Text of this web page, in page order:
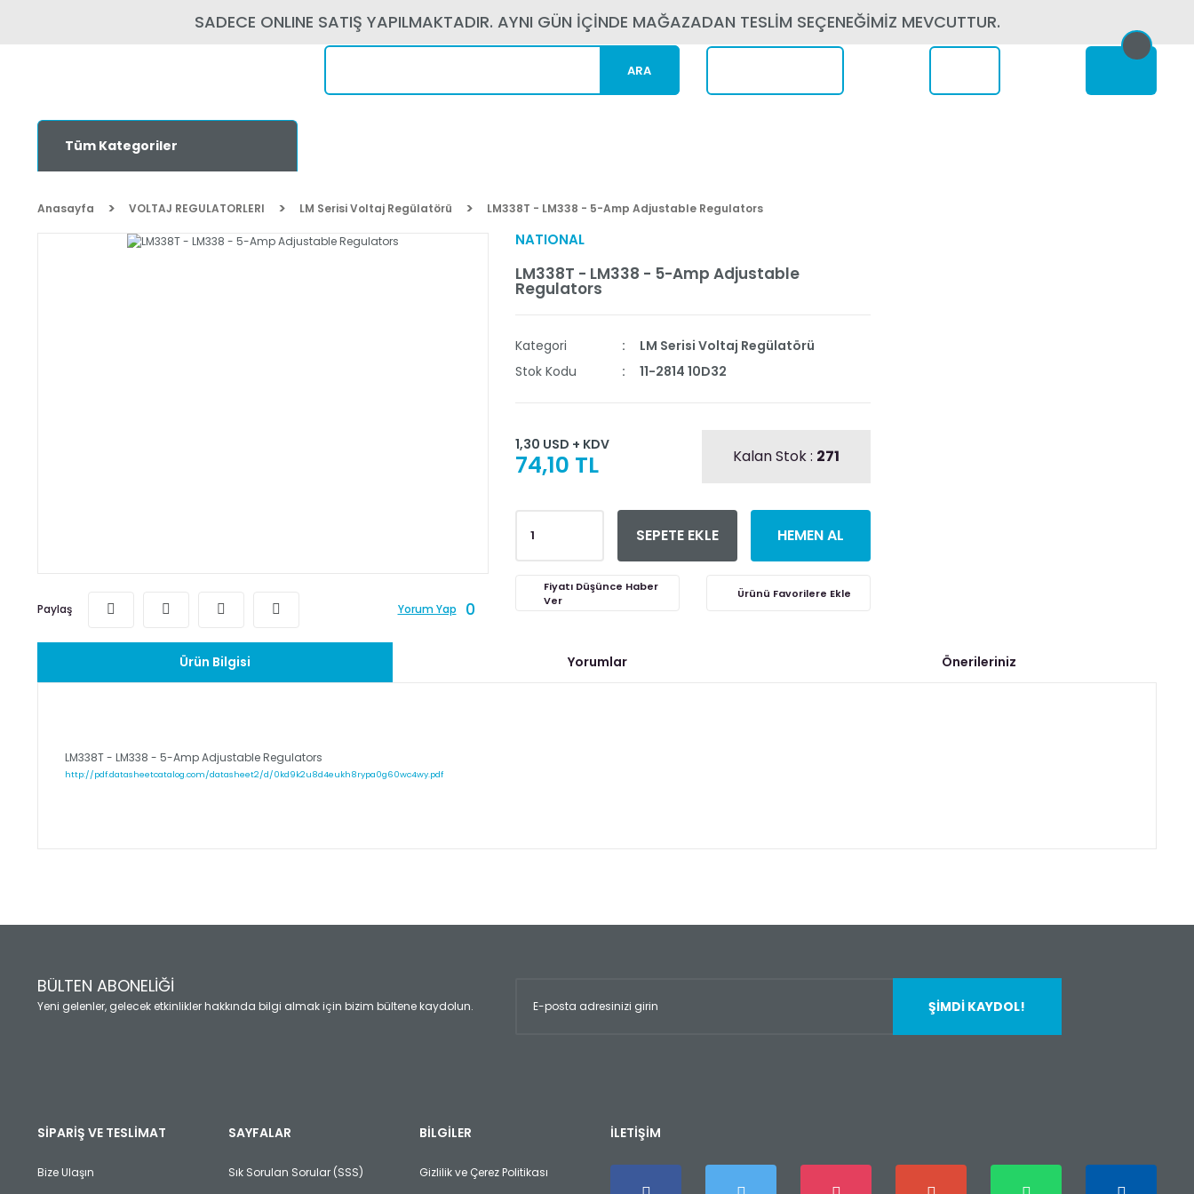
SADECE ONLINE SATIŞ YAPILMAKTADIR. AYNI GÜN İÇİNDE MAĞAZADAN TESLİM SEÇENEĞİMİZ MEVCUTTUR.
ARA
Tüm Kategoriler
Anasayfa VOLTAJ REGULATORLERI LM Serisi Voltaj Regülatörü LM338T - LM338 - 5-Amp Adjustable Regulators
Paylaş Yorum Yap 0
NATIONAL
LM338T - LM338 - 5-Amp Adjustable
Regulators
Kategori
LM Serisi Voltaj Regülatörü
Stok Kodu
11-2814 10D32
1,30 USD + KDV
74,10 TL Kalan Stok : 271
SEPETE EKLE HEMEN AL
Fiyatı Düşünce Haber
Ver
Ürün Bilgisi Yorumlar Önerileriniz
LM338T - LM338 - 5-Amp Adjustable Regulators
http://pdf.datasheetcatalog.com/datasheet2/d/0kd9k2u8d4eukh8rypa0g60wc4wy.pdf
Yorum Yaz
Ürün açıklamasında eksik bilgiler bulunuyor.
Ürün fiyatı diğer sitelerden daha pahalı.
Bu ürüne benzer farklı alternatifler olmalı.
BÜLTEN ABONELİĞİ
Yeni gelenler, gelecek etkinlikler hakkında bilgi almak için bizim bültene kaydolun. ŞİMDİ KAYDOL!
SİPARİŞ VE TESLİMAT
Bize Ulaşın
SAYFALAR
Sık Sorulan Sorular (SSS)
BİLGİLER
Gizlilik ve Çerez Politikası
İLETİŞİM